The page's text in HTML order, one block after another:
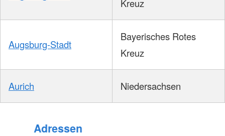
Kreuz
Augsburg-Stadt
Bayerisches Rotes
Kreuz
Aurich Niedersachsen
Adressen